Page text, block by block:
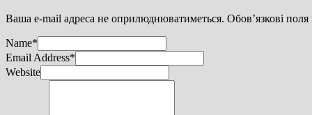
Ваша e-mail адреса не оприлюднюватиметься. Обов’язкові поля
Name*
Email Address*
Website